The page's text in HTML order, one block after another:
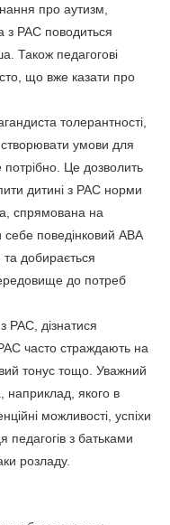
про аутизм,
з РАС поводиться
Також педагогові
що вже казати про
толерантності,
умови для
Це дозволить
дитині з РАС норми
спрямована на
себе поведінковий АВА
та добирається
до потреб
РАС, дізнатися
часто страждають на
тонус тощо. Уважний
наприклад, якого в
можливості, успіхи
з батьками
розладу.